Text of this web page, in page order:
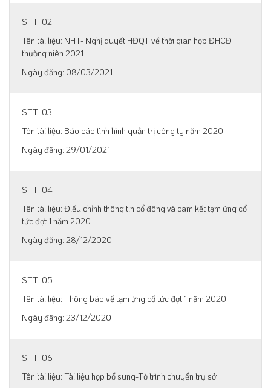
02
NHT- Nghị quyết HĐQT về thời gian họp ĐHCĐ
thường niên 2021
08/03/2021
03
Báo cáo tình hình quản trị công ty năm 2020
29/01/2021
04
Điều chỉnh thông tin cổ đông và cam kết tạm ứng cổ
tức đợt 1 năm 2020
28/12/2020
05
Thông báo về tạm ứng cổ tức đợt 1 năm 2020
23/12/2020
06
Tài liệu họp bổ sung-Tờ trình chuyển trụ sở